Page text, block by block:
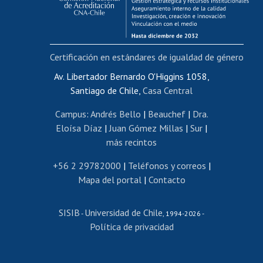
Funcionarias/os
Cursos internos de capacitación
Bienestar del personal
Portal de movilidad interna
Certificado de renta
Certificado de renta honorarios
Editar páginas blancas
Extranjeras/os
Revalidación y reconocimiento de títulos
Postulación al Programa de Movilidad Estudiantil
Cursos de español
Av. Libertador Bernardo O'Higgins 1058,
Santiago de Chile, Casa Central
Campus: Andrés Bello | Beauchef| Dra.
Eloísa Díaz |Juan Gómez Millas | Sur |
más recintos
+56 2 29782000 | Teléfonos y correos |
Mapa del portal| Contacto
SISIB - Universidad de Chile, 1994-2026 -
Política de privacidad
Certificación en estándares de igualdad de género